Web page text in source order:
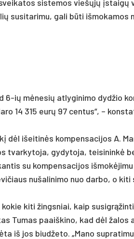
sis­te­mos viešųjų
su­si­ta­ri­mu, ga­li būti iš­mo­ka­mos
6-ių mėne­sių at­ly­gi­ni­mo dyd­žio
14 315 eurų 97 cen­tus“, –
dėl išei­tinės kom­pen­sa­ci­jos A.
tvar­ky­to­ja, gy­dy­to­ja, tei­si­ninkė
su kom­pen­sa­ci­jos
nu­ša­li­ni­mo nuo dar­bo, o
ki­ti žings­niai, kaip
Tu­mas paaiš­ki­no, kad dėl
iš jos biud­že­to. „Ma­no